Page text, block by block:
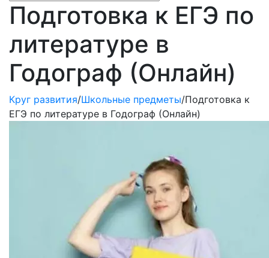
Подготовка к ЕГЭ по
литературе в
Годограф (Онлайн)
Круг развития/Школьные предметы/Подготовка к
ЕГЭ по литературе в Годограф (Онлайн)